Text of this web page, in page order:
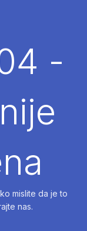
-
mislite da je to
nas.